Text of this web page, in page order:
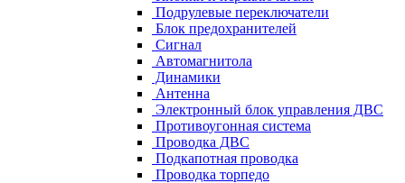
Подрулевые переключатели
Блок предохранителей
Сигнал
Автомагнитола
Динамики
Антенна
Электронный блок управления ДВС
Противоугонная система
Проводка ДВС
Подкапотная проводка
Проводка торпедо